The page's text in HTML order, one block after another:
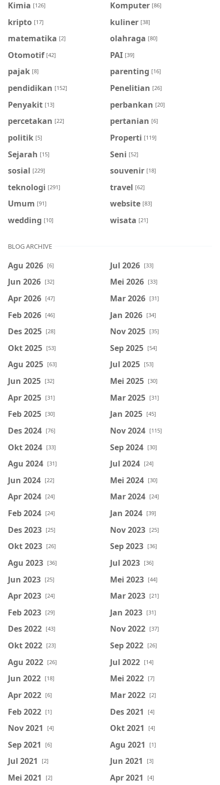
Kimia [126] Komputer [86]
kripto [17] kuliner [38]
matematika [2] olahraga [80]
Otomotif [42] PAI [39]
pajak [8] parenting [16]
pendidikan [152] Penelitian [26]
Penyakit [13] perbankan [20]
percetakan [22] pertanian [6]
politik [5] Properti [119]
Sejarah [15] Seni [52]
sosial [229] souvenir [18]
teknologi [291] travel [62]
Umum [91] website [83]
wedding [10] wisata [21]
BLOG ARCHIVE
Agu 2026 [6] Jul 2026 [33]
Jun 2026 [32] Mei 2026 [33]
Apr 2026 [47] Mar 2026 [31]
Feb 2026 [46] Jan 2026 [34]
Des 2025 [28] Nov 2025 [35]
Okt 2025 [53] Sep 2025 [54]
Agu 2025 [63] Jul 2025 [53]
Jun 2025 [32] Mei 2025 [30]
Apr 2025 [31] Mar 2025 [31]
Feb 2025 [30] Jan 2025 [45]
Des 2024 [76] Nov 2024 [115]
Okt 2024 [33] Sep 2024 [30]
Agu 2024 [31] Jul 2024 [24]
Jun 2024 [22] Mei 2024 [30]
Apr 2024 [24] Mar 2024 [24]
Feb 2024 [24] Jan 2024 [39]
Des 2023 [25] Nov 2023 [25]
Okt 2023 [26] Sep 2023 [36]
Agu 2023 [36] Jul 2023 [36]
Jun 2023 [25] Mei 2023 [44]
Apr 2023 [24] Mar 2023 [21]
Feb 2023 [29] Jan 2023 [31]
Des 2022 [43] Nov 2022 [37]
Okt 2022 [23] Sep 2022 [26]
Agu 2022 [26] Jul 2022 [14]
Jun 2022 [18] Mei 2022 [7]
Apr 2022 [6] Mar 2022 [2]
Feb 2022 [1] Des 2021 [4]
Nov 2021 [4] Okt 2021 [4]
Sep 2021 [6] Agu 2021 [1]
Jul 2021 [2] Jun 2021 [3]
Mei 2021 [2] Apr 2021 [4]